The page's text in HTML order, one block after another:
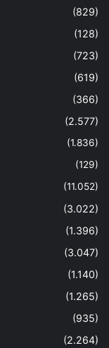
(829)
(128)
(723)
(619)
(366)
(2.577)
(1.836)
(129)
(11.052)
(3.022)
(1.396)
(3.047)
(1.140)
(1.265)
(935)
(2.264)